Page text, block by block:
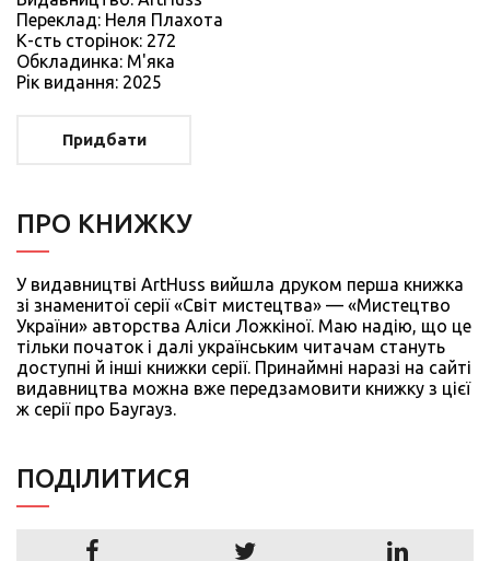
Переклад: Неля Плахота
К-сть сторiнок: 272
Обкладинка: М'яка
Рiк видання: 2025
Придбати
ПРО КНИЖКУ
У видавництві ArtHuss вийшла друком перша книжка
зі знаменитої серії «Світ мистецтва» — «Мистецтво
України» авторства Аліси Ложкіної. Маю надію, що це
тільки початок і далі українським читачам стануть
доступні й інші книжки серії. Принаймні наразі на сайті
видавництва можна вже передзамовити книжку з цієї
ж серії про Баугауз.
ПОДIЛИТИСЯ